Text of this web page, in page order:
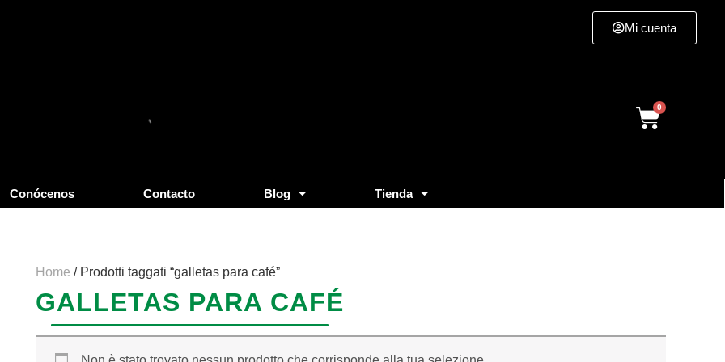
Mi cuenta
Cart
Conócenos Contacto Blog Tienda
Home / Prodotti taggati “galletas para café”
GALLETAS PARA CAFÉ